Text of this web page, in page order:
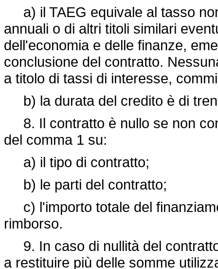
a) il TAEG equivale al tasso
annuali o di altri titoli similari
dell'economia e delle finanze,
conclusione del contratto.
a titolo di tassi di interesse,
b) la durata del credito è di
8. Il contratto è nullo se non
del comma 1 su:
a) il tipo di contratto;
b) le parti del contratto;
c) l'importo totale del
rimborso.
9. In caso di nullità del
a restituire più delle somme